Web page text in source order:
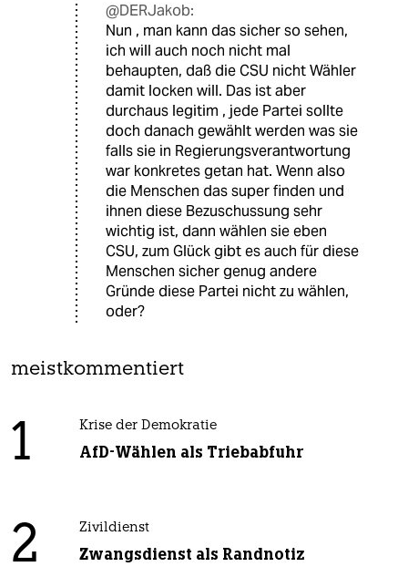
@DERJakob:
Nun , man kann das sicher so sehen,
ich will auch noch nicht mal
behaupten, daß die CSU nicht Wähler
damit locken will. Das ist aber
durchaus legitim , jede Partei sollte
doch danach gewählt werden was sie
falls sie in Regierungsverantwortung
war konkretes getan hat. Wenn also
die Menschen das super finden und
ihnen diese Bezuschussung sehr
wichtig ist, dann wählen sie eben
CSU, zum Glück gibt es auch für diese
Menschen sicher genug andere
Gründe diese Partei nicht zu wählen,
oder?
meistkommentiert
1 Krise der Demokratie
AfD-Wählen als Triebabfuhr
2 Zivildienst
Zwangsdienst als Randnotiz